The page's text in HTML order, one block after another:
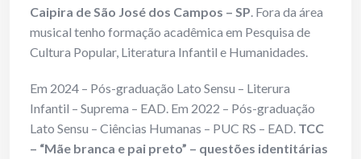
Caipira de São José dos Campos – SP . Fora da área
musical tenho formação acadêmica em Pesquisa de
Cultura Popular, Literatura Infantil e Humanidades.
Em 2024 – Pós-graduação Lato Sensu – Literura
Infantil – Suprema – EAD. Em 2022 – Pós-graduação
Lato Sensu – Ciências Humanas – PUC RS – EAD. TCC
– “Mãe branca e pai preto” – questões identitárias